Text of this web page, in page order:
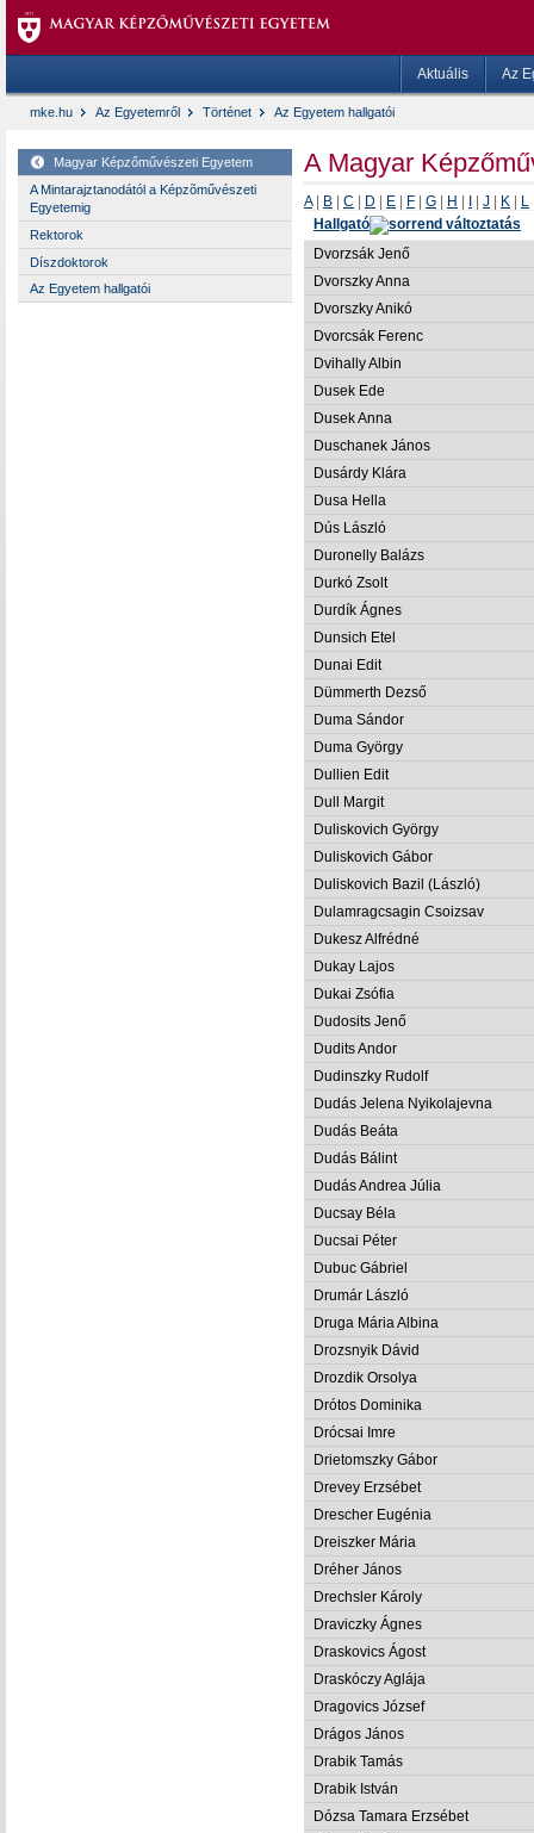
Aktuális Az
mke.hu Az Egyetemről Történet Az Egyetem hallgatói
Magyar Képzőművészeti Egyetem
A Mintarajztanodától a Képzõművészeti
Egyetemig
Rektorok
Díszdoktorok
Az Egyetem hallgatói
A Magyar
A B C D E F G H J K L
Hallgató
Dvorzsák Jenő
Dvorszky Anna
Dvorszky Anikó
Dvorcsák Ferenc
Dvihally Albin
Dusek Ede
Dusek Anna
Duschanek János
Dusárdy Klára
Dusa Hella
Dús László
Duronelly Balázs
Durkó Zsolt
Durdík Ágnes
Dunsich Etel
Dunai Edit
Dümmerth Dezső
Duma Sándor
Duma György
Dullien Edit
Dull Margit
Duliskovich György
Duliskovich Gábor
Duliskovich Bazil (László)
Dulamragcsagin Csoizsav
Dukesz Alfrédné
Dukay Lajos
Dukai Zsófia
Dudosits Jenő
Dudits Andor
Dudinszky Rudolf
Dudás Jelena Nyikolajevna
Dudás Beáta
Dudás Bálint
Dudás Andrea Júlia
Ducsay Béla
Ducsai Péter
Dubuc Gábriel
Drumár László
Druga Mária Albina
Drozsnyik Dávid
Drozdik Orsolya
Drótos Dominika
Drócsai Imre
Drietomszky Gábor
Drevey Erzsébet
Drescher Eugénia
Dreiszker Mária
Dréher János
Drechsler Károly
Draviczky Ágnes
Draskovics Ágost
Draskóczy Aglája
Dragovics József
Drágos János
Drabik Tamás
Drabik István
Dózsa Tamara Erzsébet